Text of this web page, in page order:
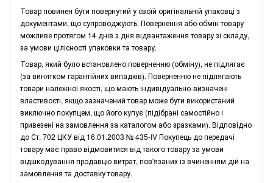
Товар повинен бути повернутий у своїй оригінальній упаковці з
документами, що супроводжують. Повернення або обмін товару
можливе протягом 14 днів з дня відвантаження товару зі складу,
за умови цілісності упаковки та товару.
Товар, який було встановлено поверненню (обміну), не підлягає
(за винятком гарантійних випадків). Поверненню не підлягають
товари належної якості, що мають індивідуально-визначені
властивості, якщо зазначений товар може бути використаний
виключно покупцем, що його купує (підібрані самостійно і
привезені на замовлення за каталогом або зразками). Відповідно
до Ст. 702 ЦКУ від 16.01.2003 № 435-IV Покупець до передачі
товару має право відмовитися від такого товару за умови
відшкодування продавцю витрат, пов'язаних із вчиненням дій на
замовлення та доставку товару.